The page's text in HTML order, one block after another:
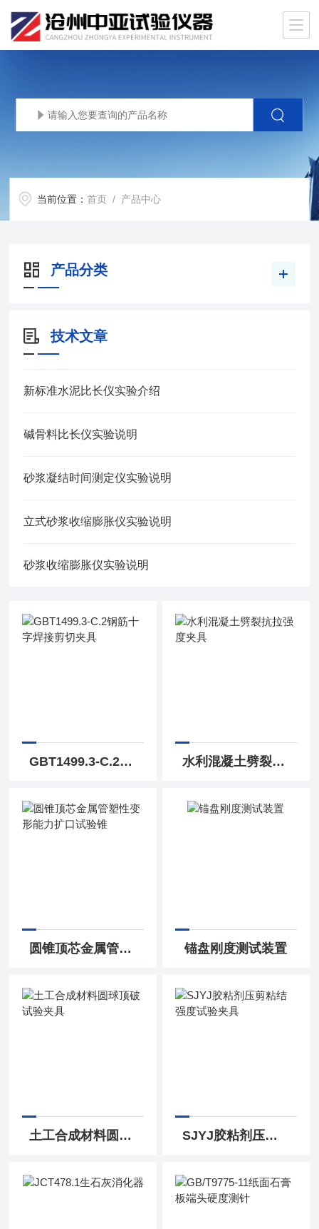
当前位置：首页 / 产品中心
产品分类
技术文章
新标准水泥比长仪实验介绍
碱骨料比长仪实验说明
砂浆凝结时间测定仪实验说明
立式砂浆收缩膨胀仪实验说明
砂浆收缩膨胀仪实验说明
GBT1499.3-C.2钢筋十字焊接剪切夹具 水利混凝土劈裂抗拉强度夹具
圆锥顶芯金属管塑性变形能力扩口试验锥 锚盘刚度测试装置
土工合成材料圆球顶破试验夹具 SJYJ胶粘剂压剪粘结强度试验夹具